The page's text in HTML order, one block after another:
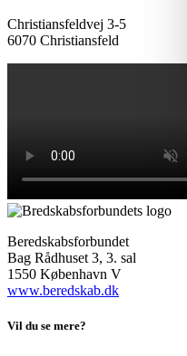
Christiansfeldvej 3-5
6070 Christiansfeld
Beredskabsforbundet
Bag Rådhuset 3, 3. sal
1550 København V
www.beredskab.dk
Vil du se mere?